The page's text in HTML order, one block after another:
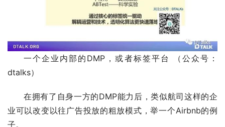
一个企业内部的DMP，或者标签平台 （公众号：
dtalks）
在拥有了自身一方的DMP能力后，类似航司这样的企
业可以改变以往广告投放的粗放模式，举一个Airbnb的例
子。